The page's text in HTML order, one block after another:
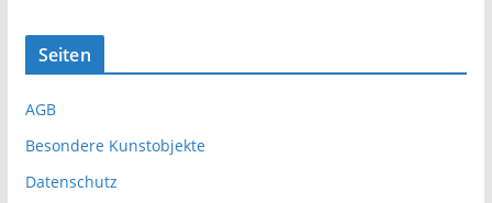
Seiten
AGB
Besondere Kunstobjekte
Datenschutz